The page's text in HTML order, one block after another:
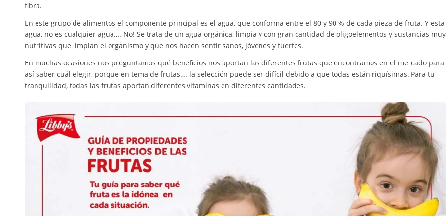
fibra.
En este grupo de alimentos el componente principal es el agua, que conforma entre el 80 y 90 % de cada pieza de fruta. Y esta
agua, no es cualquier agua…. No! Se trata de un agua orgánica, limpia y con gran cantidad de oligoelementos y sustancias muy
nutritivas que limpian el organismo y que nos hacen sentir sanos, jóvenes y fuertes.
En muchas ocasiones nos preguntamos qué beneficios nos aportan las diferentes frutas que encontramos en el mercado para
así saber cuál elegir, porque en tema de frutas…. la selección puede ser difícil debido a que todas están riquísimas. Para tu
tranquilidad, todas las frutas aportan diferentes vitaminas en diferentes cantidades.